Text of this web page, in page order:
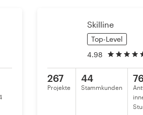
Skilline
Top-Level
4.98
267
Projekte
44
Stammkunden